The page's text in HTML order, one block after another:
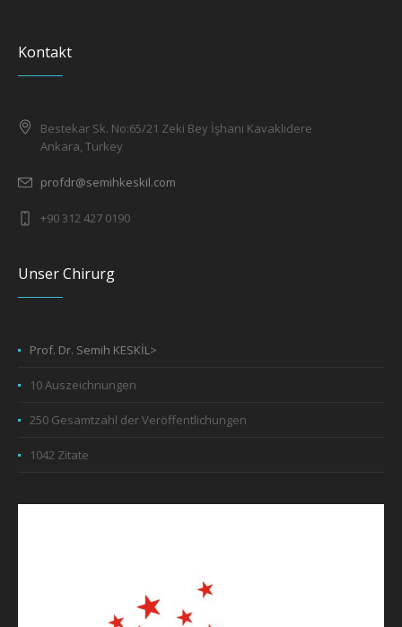
Kontakt
Bestekar Sk. No:65/21 Zeki Bey İşhanı Kavaklıdere
Ankara, Turkey
profdr@semihkeskil.com
+90 312 427 0190
Unser Chirurg
Prof. Dr. Semih KESKİL>
10 Auszeichnungen
250 Gesamtzahl der Veröffentlichungen
1042 Zitate